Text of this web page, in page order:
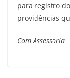
para registro
providências
Com Assessoria